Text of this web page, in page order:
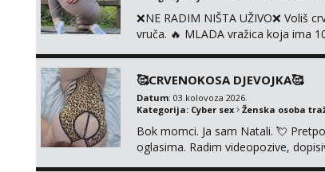
❌NE RADIM NIŠTA UŽIVO❌
vruča.‎ ️‍🔥 MLADA vražica koja ima
dovoljna uvije...
🥰CRVENOKOSA DJEVOJKA🥰
Datum: 03.kolovoza 2026.
Kategorija: Cyber sex Ženska osoba
Bok momci. Ja sam Natali. 💘
oglasima. Radim videopozive,